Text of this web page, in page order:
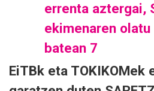
EiTBk eta TOKIKOMek